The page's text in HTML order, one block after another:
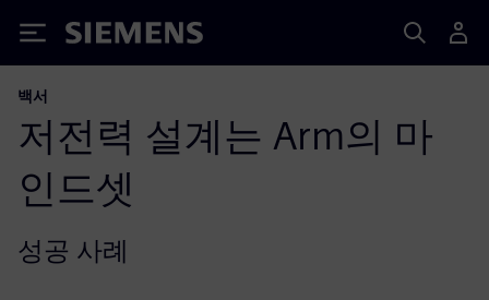
Siemens
백서
저전력 설계는 Arm의 마
인드셋
성공 사례